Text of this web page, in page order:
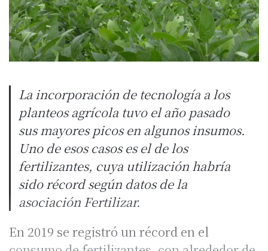
La incorporación de tecnología a los
planteos agrícola tuvo el año pasado
sus mayores picos en algunos insumos.
Uno de esos casos es el de los
fertilizantes, cuya utilización habría
sido récord según datos de la
asociación Fertilizar.
En 2019 se registró un récord en el